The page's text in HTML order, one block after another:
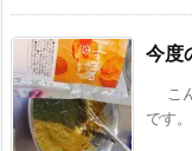
今度
こ
です